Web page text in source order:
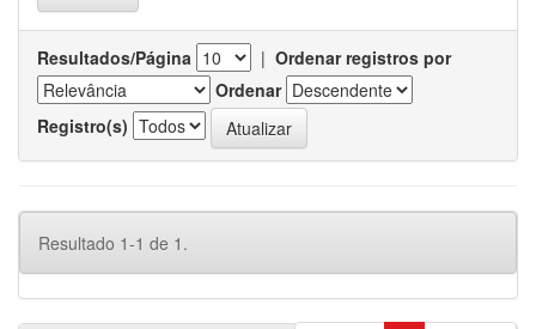
Resultados/Página | Ordenar registros por
Ordenar
Registro(s)
Resultado 1-1 de 1.